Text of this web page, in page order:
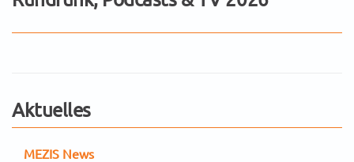
Aktuelles
MEZIS News